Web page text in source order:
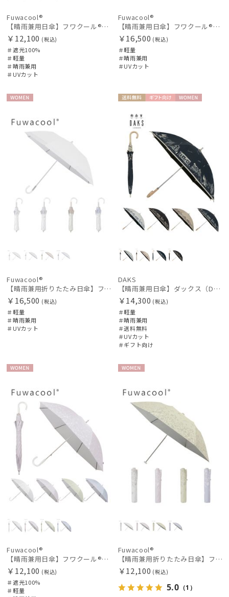
Fuwacool®
【晴雨兼用日傘】フワクール®ホワイト（Fuwacool® White）ジオメタリックラメ 遮光100 UV100
￥12,100 (税込)
＃遮光100%
＃軽量
＃晴雨兼用
＃UVカット
Fuwacool®
【晴雨兼用日傘】フワクール®ホワイト（Fuwacool® White）バイカラー 1級遮光 遮熱 UV99%以上
￥16,500 (税込)
＃軽量
＃晴雨兼用
＃UVカット
N
Fuwacool®
【晴雨兼用折りたたみ日傘】フワクール®ホワイト（Fuwacool® White）トーンonトーン 1級遮光 遮熱 UV99%以上
￥16,500 (税込)
＃軽量
＃晴雨兼用
＃UVカット
DAKS
【晴雨兼用日傘】ダックス（DAKS）街並み 遮光99.99％ UV99％ 軽量
￥14,300 (税込)
＃軽量
＃晴雨兼用
＃送料無料
＃UVカット
＃ギフト向け
N
Fuwacool®
【晴雨兼用日傘】フワクール®ホワイト（Fuwacool® White）ボタニカルグリッター 遮光100 UV100
￥12,100 (税込)
＃遮光100%
＃軽量
N
Fuwacool®
【晴雨兼用折りたたみ日傘】フワクール®ホワイト（Fuwacool® White）ボタニカルグリッター 遮光100 UV100
￥12,100 (税込)
5.0 （1）